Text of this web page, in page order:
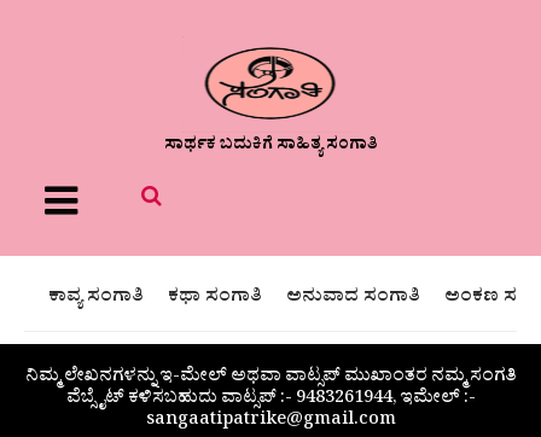
ಸಾರ್ಥಕ ಬದುಕಿಗೆ ಸಾಹಿತ್ಯ ಸಂಗಾತಿ
Menu
ಕಾವ್ಯ ಸಂಗಾತಿ ಕಥಾ ಸಂಗಾತಿ ಅನುವಾದ ಸಂಗಾತಿ ಅಂಕಣ
ನಿಮ್ಮ ಲೇಖನಗಳನ್ನು ಇ-ಮೇಲ್ ಅಥವಾ ವಾಟ್ಸಪ್ ಮುಖಾಂತರ ನಮ್ಮ ಸಂಗತಿ
ವೆಬ್ಸೈಟ್ ಕಳಿಸಬಹುದು ವಾಟ್ಸಪ್‌ :- 9483261944, ಇಮೇಲ್ :-
sangaatipatrike@gmail.com